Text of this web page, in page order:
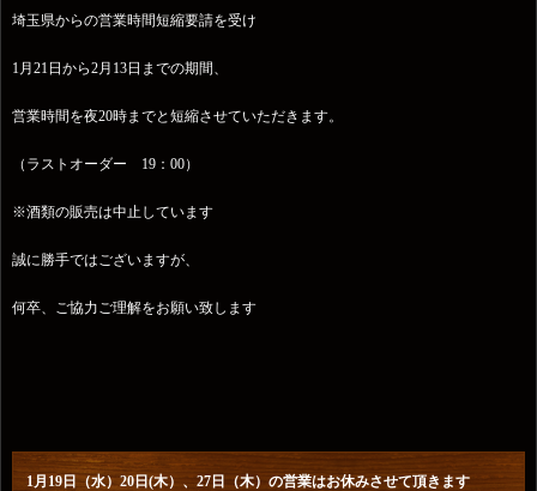
埼玉県からの営業時間短縮要請を受け
1月21日から2月13日までの期間、
営業時間を夜20時までと短縮させていただきます。
（ラストオーダー 19：00）
※酒類の販売は中止しています
誠に勝手ではございますが、
何卒、ご協力ご理解をお願い致します
1月19日（水）20日(木）、27日（木）の営業はお休みさせて頂きます